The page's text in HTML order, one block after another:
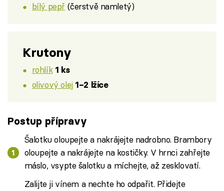
bílý pepř (čerstvě namletý)
Krutony
rohlík 1 ks
olivový olej 1–2 lžíce
Postup přípravy
Šalotku oloupejte a nakrájejte nadrobno. Brambory
oloupejte a nakrájejte na kostičky. V hrnci zahřejte
máslo, vsypte šalotku a míchejte, až zesklovatí.
Zalijte ji vínem a nechte ho odpařit. Přidejte